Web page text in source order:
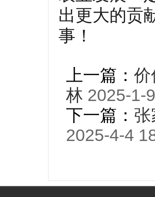
出更大的贡
事！
上一篇： 价
林 2025-1-
下一篇：
2025-4-4